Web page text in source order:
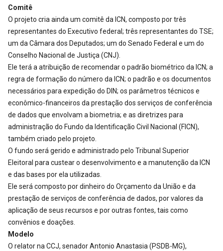
Comitê
O projeto cria ainda um comitê da ICN, composto por três
representantes do Executivo federal; três representantes do TSE;
um da Câmara dos Deputados; um do Senado Federal e um do
Conselho Nacional de Justiça (CNJ).
Ele terá a atribuição de recomendar o padrão biométrico da ICN; a
regra de formação do número da ICN; o padrão e os documentos
necessários para expedição do DIN; os parâmetros técnicos e
econômico-financeiros da prestação dos serviços de conferência
de dados que envolvam a biometria; e as diretrizes para
administração do Fundo da Identificação Civil Nacional (FICN),
também criado pelo projeto.
O fundo será gerido e administrado pelo Tribunal Superior
Eleitoral para custear o desenvolvimento e a manutenção da ICN
e das bases por ela utilizadas.
Ele será composto por dinheiro do Orçamento da União e da
prestação de serviços de conferência de dados, por valores da
aplicação de seus recursos e por outras fontes, tais como
convênios e doações.
Modelo
O relator na CCJ, senador Antonio Anastasia (PSDB-MG),